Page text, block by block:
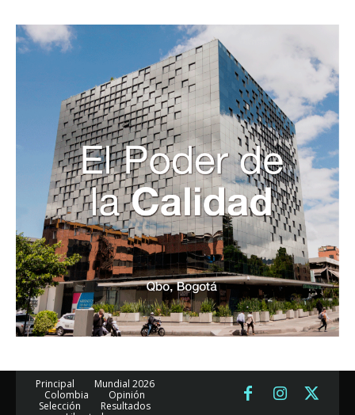
Principal
Mundial 2026
Colombia
Opinión
Selección
Resultados